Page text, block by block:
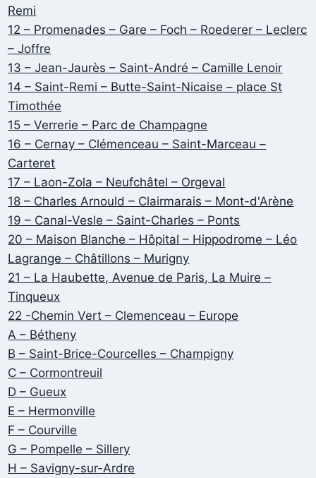
Remi
12 – Promenades – Gare – Foch – Roederer – Leclerc
– Joffre
13 – Jean-Jaurès – Saint-André – Camille Lenoir
14 – Saint-Remi – Butte-Saint-Nicaise – place St
Timothée
15 – Verrerie – Parc de Champagne
16 – Cernay – Clémenceau – Saint-Marceau –
Carteret
17 – Laon-Zola – Neufchâtel – Orgeval
18 – Charles Arnould – Clairmarais – Mont-d'Arène
19 – Canal-Vesle – Saint-Charles – Ponts
20 – Maison Blanche – Hôpital – Hippodrome – Léo
Lagrange – Châtillons – Murigny
21 – La Haubette, Avenue de Paris, La Muire –
Tinqueux
22 -Chemin Vert – Clemenceau – Europe
A – Bétheny
B – Saint-Brice-Courcelles – Champigny
C – Cormontreuil
D – Gueux
E – Hermonville
F – Courville
G – Pompelle – Sillery
H – Savigny-sur-Ardre